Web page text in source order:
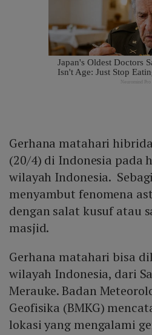
Gerhana matahari
(20/4) di Indonesia pada
wilayah Indonesia.
menyambut fenomena
dengan salat kusuf atau
masjid.
Gerhana matahari bisa
wilayah Indonesia, dari
Merauke. Badan
Geofisika (BMKG)
lokasi yang mengalami